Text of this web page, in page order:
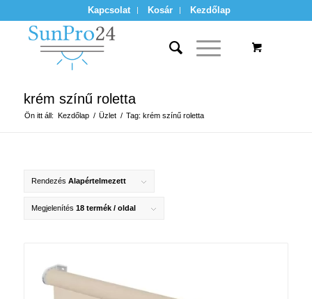
Kapcsolat Kosár Kezdőlap
krém színű roletta
Ön itt áll: Kezdőlap / Üzlet / Tag: krém színű roletta
Rendezés Alapértelmezett
Megjelenítés 18 termék / oldal